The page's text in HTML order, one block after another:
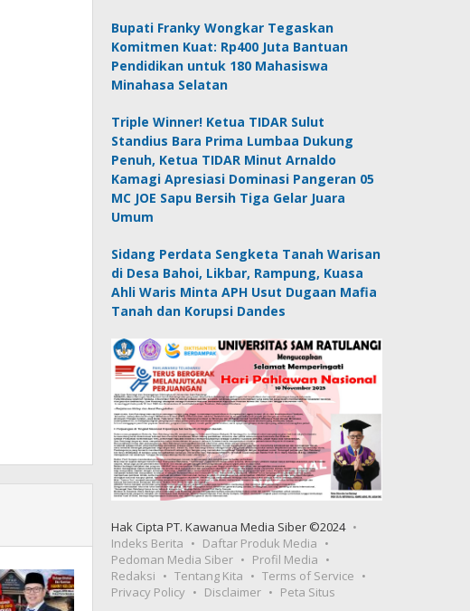
Bupati Franky Wongkar Tegaskan
Komitmen Kuat: Rp400 Juta Bantuan
Pendidikan untuk 180 Mahasiswa
Minahasa Selatan
Triple Winner! Ketua TIDAR Sulut
Standius Bara Prima Lumbaa Dukung
Penuh, Ketua TIDAR Minut Arnaldo
Kamagi Apresiasi Dominasi Pangeran 05
MC JOE Sapu Bersih Tiga Gelar Juara
Umum
Sidang Perdata Sengketa Tanah Warisan
di Desa Bahoi, Likbar, Rampung, Kuasa
Ahli Waris Minta APH Usut Dugaan Mafia
Tanah dan Korupsi Dandes
Hak Cipta PT. Kawanua Media Siber ©2024
Indeks Berita
Daftar Produk Media
Pedoman Media Siber
Profil Media
Redaksi
Tentang Kita
Terms of Service
Privacy Policy
Disclaimer Peta Situs